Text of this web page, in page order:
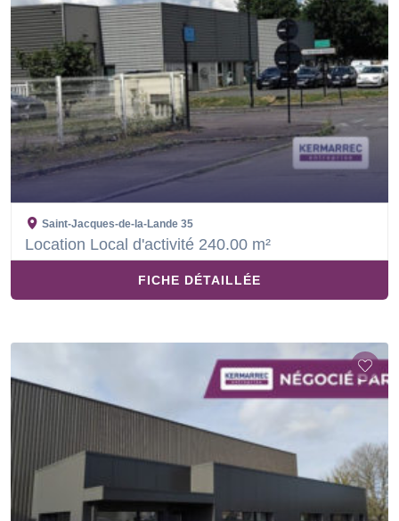
Saint-Jacques-de-la-Lande 35
Location Local d'activité 240.00 m²
FICHE DÉTAILLÉE